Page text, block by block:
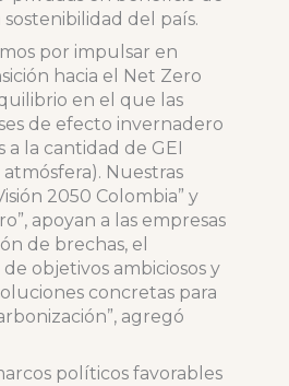
sostenibilidad del país.
por impulsar en
hacia el Net Zero
en el que las
de efecto invernadero
a la cantidad de GEI
Nuestras
2050 Colombia” y
apoyan a las empresas
de brechas, el
objetivos ambiciosos y
concretas para
agregó
políticos favorables